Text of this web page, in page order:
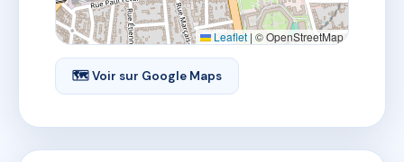
Leaflet | © OpenStreetMap
🗺 Voir sur Google Maps